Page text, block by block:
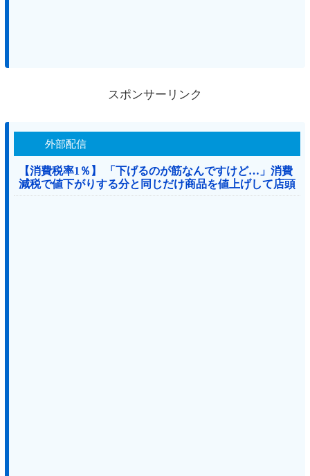
スポンサーリンク
外部配信
【消費税率1％】 「下げるのが筋なんですけど…」消費
減税で値下がりする分と同じだけ商品を値上げして店頭
価格を変えない店も